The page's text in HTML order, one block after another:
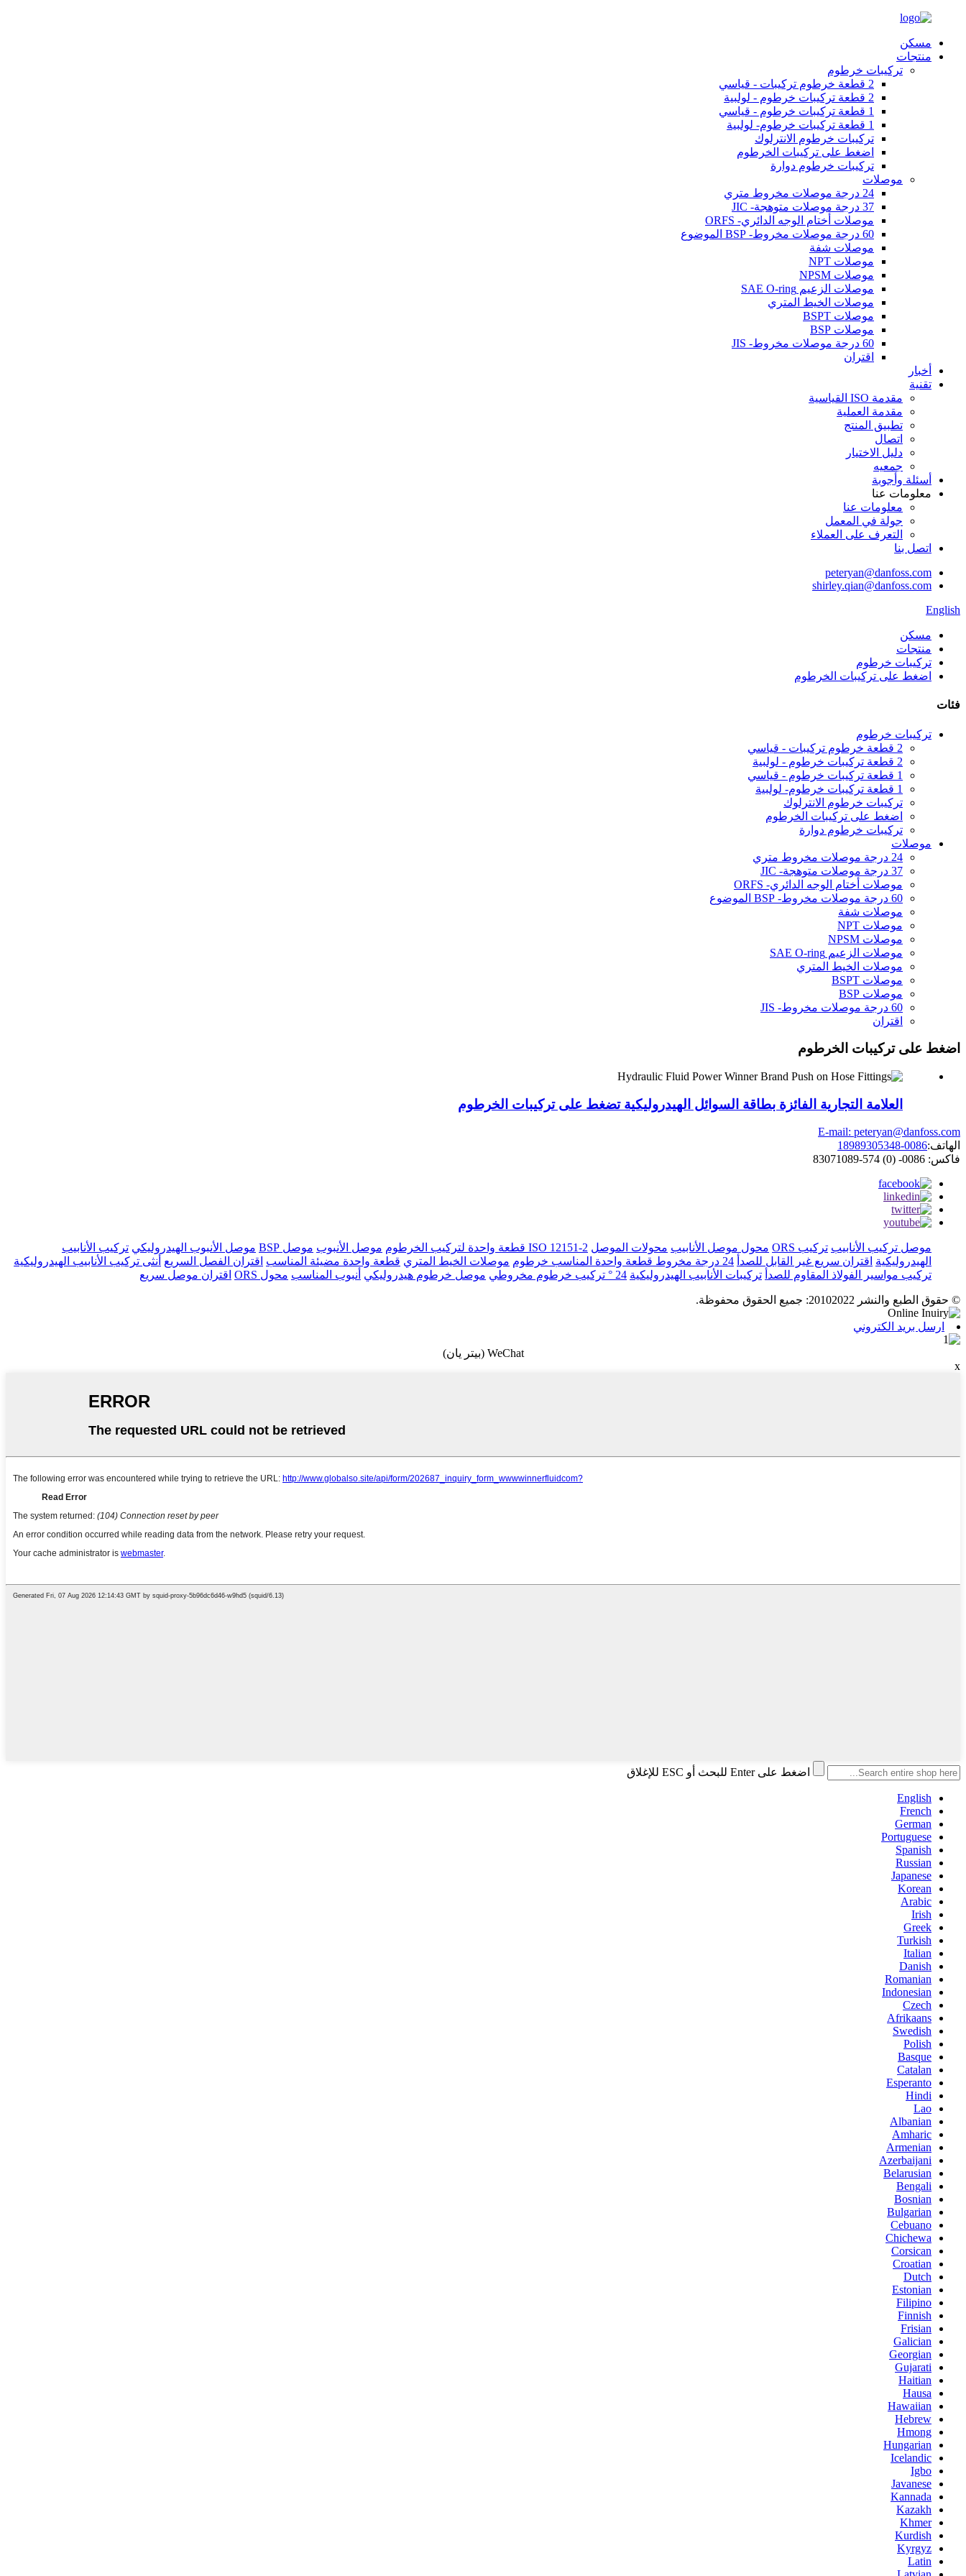
مسكن
منتجات
تركيبات خرطوم
2 قطعة خرطوم تركيبات - قياسي
2 قطعة تركيبات خرطوم - لولبية
1 قطعة تركيبات خرطوم - قياسي
1 قطعة تركيبات خرطوم- لولبية
تركيبات خرطوم الانترلوك
اضغط على تركيبات الخرطوم
تركيبات خرطوم دوارة
موصلات
24 درجة موصلات مخروط متري
37 درجة موصلات متوهجة- JIC
موصلات أختام الوجه الدائري- ORFS
60 درجة موصلات مخروط- BSP الموضوع
موصلات شفة
موصلات NPT
موصلات NPSM
موصلات الزعيم SAE O-ring
موصلات الخيط المتري
موصلات BSPT
موصلات BSP
60 درجة موصلات مخروط- JIS
اقتران
أخبار
تقنية
مقدمة ISO القياسية
مقدمة العملية
تطبيق المنتج
اتصال
دليل الاختيار
جمعيه
أسئلة وأجوبة
معلومات عنا
معلومات عنا
جولة في المعمل
التعرف على العملاء
اتصل بنا
peteryan@danfoss.com
shirley.qian@danfoss.com
English
مسكن
منتجات
تركيبات خرطوم
اضغط على تركيبات الخرطوم
فئات
تركيبات خرطوم
2 قطعة خرطوم تركيبات - قياسي
2 قطعة تركيبات خرطوم - لولبية
1 قطعة تركيبات خرطوم - قياسي
1 قطعة تركيبات خرطوم- لولبية
تركيبات خرطوم الانترلوك
اضغط على تركيبات الخرطوم
تركيبات خرطوم دوارة
موصلات
24 درجة موصلات مخروط متري
37 درجة موصلات متوهجة- JIC
موصلات أختام الوجه الدائري- ORFS
60 درجة موصلات مخروط- BSP الموضوع
موصلات شفة
موصلات NPT
موصلات NPSM
موصلات الزعيم SAE O-ring
موصلات الخيط المتري
موصلات BSPT
موصلات BSP
60 درجة موصلات مخروط- JIS
اقتران
اضغط على تركيبات الخرطوم
العلامة التجارية الفائزة بطاقة السوائل الهيدروليكية تضغط على تركيبات الخرطوم
E-mail: peteryan@danfoss.com
الهاتف:0086-18989305348
فاكس: 0086- (0) 574-83071089
موصل تركيب الأنابيب تركيب ORS محول موصل الأنابيب محولات الموصل ISO 12151-2 قطعة واحدة لتركيب الخرطوم موصل الأنبوب موصل BSP موصل الأنبوب الهيدروليكي تركيب الأنابيب
الهيدروليكية اقتران سريع غير القابل للصدأ 24 درجة مخروط قطعة واحدة المناسب خرطوم موصلات الخيط المتري قطعة واحدة مضيئة المناسب اقتران الفصل السريع أنثى تركيب الأنابيب الهيدروليكية
تركيب مواسير الفولاذ المقاوم للصدأ تركيبات الأنابيب الهيدروليكية 24 ° تركيب خرطوم مخروطي موصل خرطوم هيدروليكي أنبوب المناسب محول ORS اقتران موصل سريع
© حقوق الطبع والنشر 20102022: جميع الحقوق محفوظة.
ارسل بريد الكتروني
WeChat (بيتر يان)
x
اضغط على Enter للبحث أو ESC للإغلاق
English
French
German
Portuguese
Spanish
Russian
Japanese
Korean
Arabic
Irish
Greek
Turkish
Italian
Danish
Romanian
Indonesian
Czech
Afrikaans
Swedish
Polish
Basque
Catalan
Esperanto
Hindi
Lao
Albanian
Amharic
Armenian
Azerbaijani
Belarusian
Bengali
Bosnian
Bulgarian
Cebuano
Chichewa
Corsican
Croatian
Dutch
Estonian
Filipino
Finnish
Frisian
Galician
Georgian
Gujarati
Haitian
Hausa
Hawaiian
Hebrew
Hmong
Hungarian
Icelandic
Igbo
Javanese
Kannada
Kazakh
Khmer
Kurdish
Kyrgyz
Latin